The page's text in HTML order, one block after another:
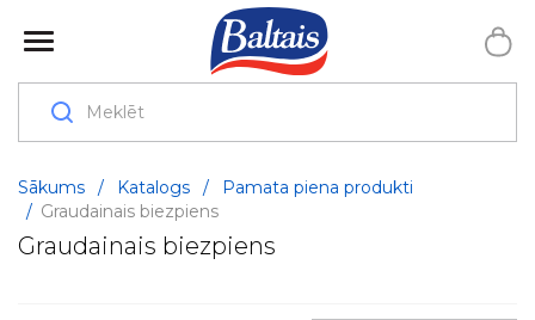
Sākums / Katalogs /
Pamata piena produkti
/ Graudainais biezpiens
Graudainais biezpiens